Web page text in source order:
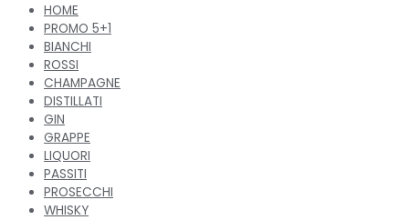
HOME
PROMO 5+1
BIANCHI
ROSSI
CHAMPAGNE
DISTILLATI
GIN
GRAPPE
LIQUORI
PASSITI
PROSECCHI
WHISKY